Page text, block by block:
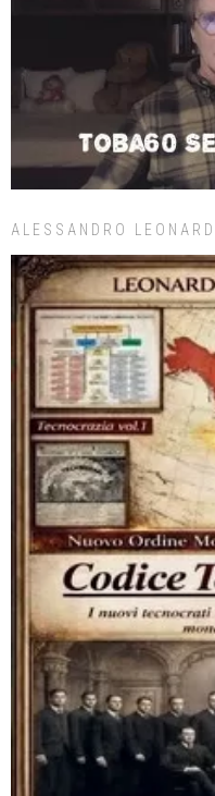
ALESSANDRO LEONARDI